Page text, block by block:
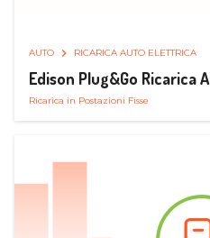
AUTO RICARICA AUTO ELETTRICA
Edison Plug&Go Ricarica
Ricarica in Postazioni Fisse